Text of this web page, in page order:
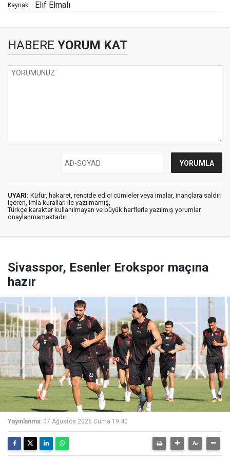
Kaynak: Elif Elmalı
HABERE YORUM KAT
UYARI: Küfür, hakaret, rencide edici cümleler veya imalar, inançlara saldırı
içeren, imla kuralları ile yazılmamış,
Türkçe karakter kullanılmayan ve büyük harflerle yazılmış yorumlar
onaylanmamaktadır.
Sivasspor, Esenler Erokspor maçına
hazır
Yayınlanma: 07 Ağustos 2026 Cuma 19:40